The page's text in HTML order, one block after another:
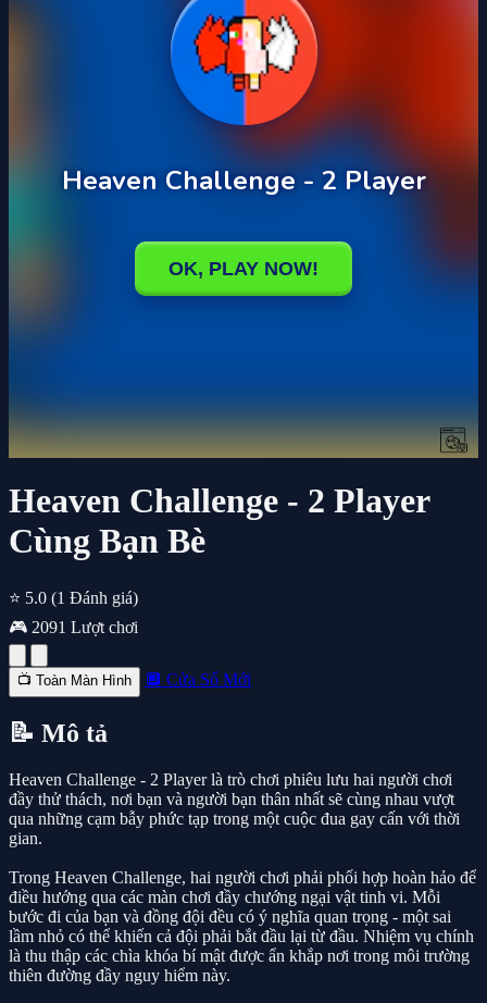
Heaven Challenge - 2 Player
Cùng Bạn Bè
⭐ 5.0 (1 Đánh giá)
🎮 2091 Lượt chơi
📺 Toàn Màn Hình 🔲 Cửa Sổ Mới
📝 Mô tả
Heaven Challenge - 2 Player là trò chơi phiêu lưu hai người chơi
đầy thử thách, nơi bạn và người bạn thân nhất sẽ cùng nhau vượt
qua những cạm bẫy phức tạp trong một cuộc đua gay cấn với thời
gian.
Trong Heaven Challenge, hai người chơi phải phối hợp hoàn hảo để
điều hướng qua các màn chơi đầy chướng ngại vật tinh vi. Mỗi
bước đi của bạn và đồng đội đều có ý nghĩa quan trọng - một sai
lầm nhỏ có thể khiến cả đội phải bắt đầu lại từ đầu. Nhiệm vụ chính
là thu thập các chìa khóa bí mật được ẩn khắp nơi trong môi trường
thiên đường đầy nguy hiểm này.